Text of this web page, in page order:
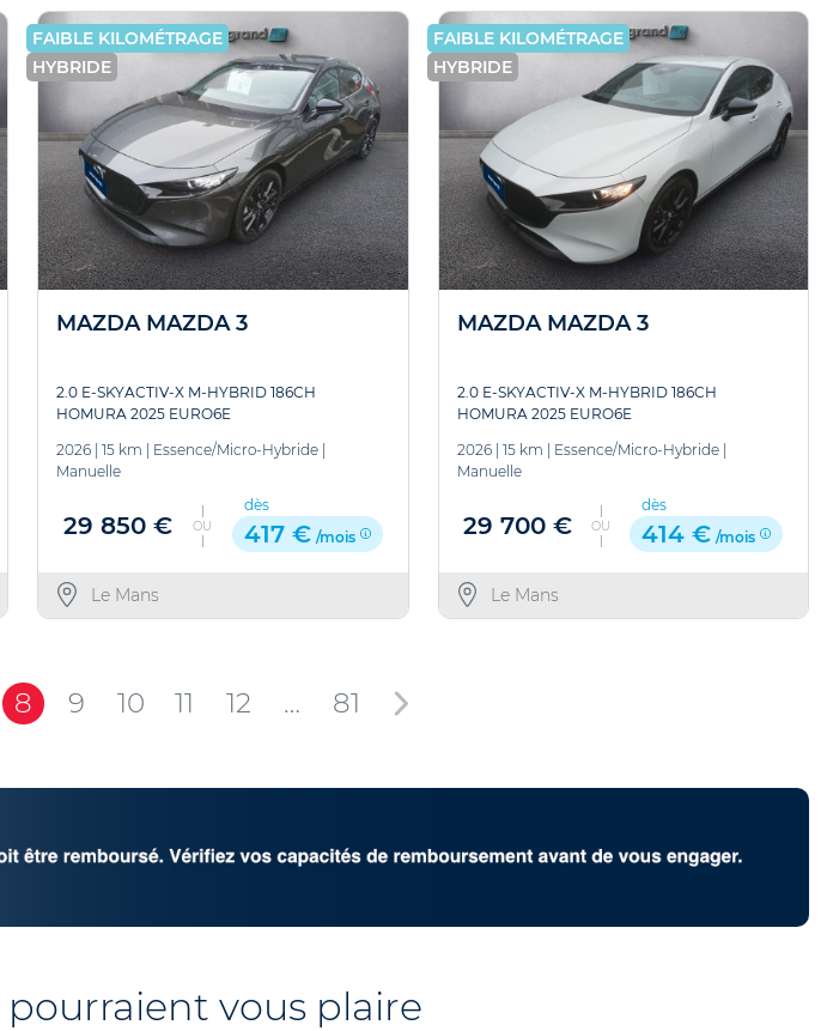
FAIBLE KILOMÉTRAGE
HYBRIDE
MAZDA MAZDA 3
2.0 E-SKYACTIV-X M-HYBRID 186CH
HOMURA 2025 EURO6E
2026 | 15 km | Essence/Micro-Hybride |
Manuelle
29 850 € OU
dès
417 € /mois
Le Mans
FAIBLE KILOMÉTRAGE
HYBRIDE
MAZDA MAZDA 3
2.0 E-SKYACTIV-X M-HYBRID 186CH
HOMURA 2025 EURO6E
2026| 15 km | Essence/Micro-Hybride|
Manuelle
29 700 € OU
dès
414 € /mois
Le Mans
8 9 10 11 12 … 81
pourraient vous plaire